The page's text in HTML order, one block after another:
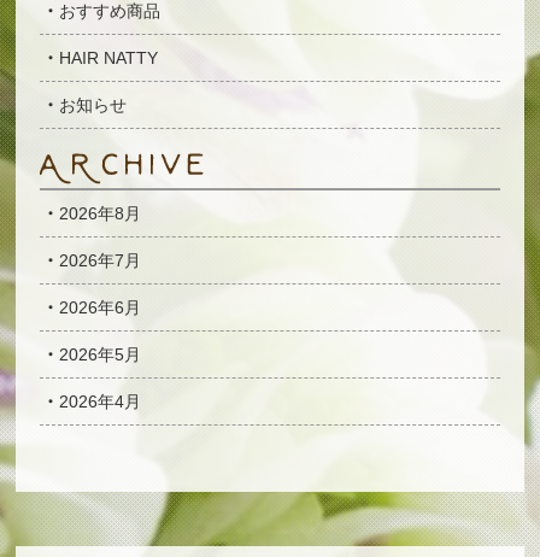
おすすめ商品
HAIR NATTY
お知らせ
2026年8月
2026年7月
2026年6月
2026年5月
2026年4月